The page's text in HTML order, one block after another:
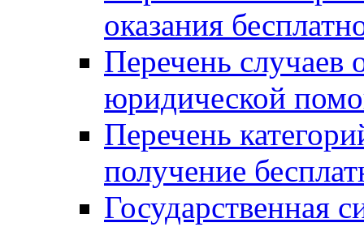
оказания
Перечень случаев
юридической
Перечень
получение
Государственная